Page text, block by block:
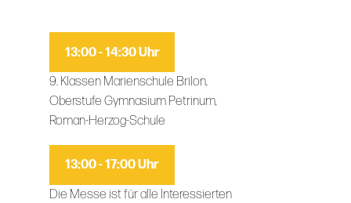
13:00 - 14:30 Uhr
9. Klassen Marienschule Brilon,
Oberstufe Gymnasium Petrinum,
Roman-Herzog-Schule
13:00 - 17:00 Uhr
Die Messe ist für alle Interessierten